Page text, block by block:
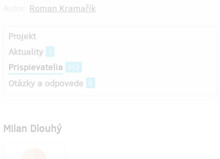
Roman Kramařík
Projekt
Aktuality 3
Prispievatelia 252
Otázky a odpovede 0
Milan Dlouhý